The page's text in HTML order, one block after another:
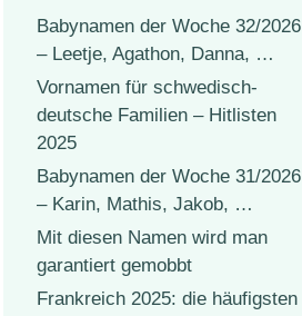
Babynamen der Woche 32/2026
– Leetje, Agathon, Danna, …
Vornamen für schwedisch-
deutsche Familien – Hitlisten
2025
Babynamen der Woche 31/2026
– Karin, Mathis, Jakob, …
Mit diesen Namen wird man
garantiert gemobbt
Frankreich 2025: die häufigsten